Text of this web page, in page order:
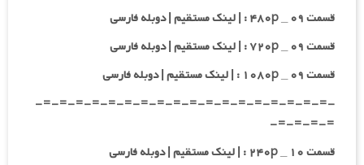
قسمت ۰۹ _ ۴۸۰p : | لینک مستقیم | دوبله فارسی
قسمت ۰۹ _ ۷۲۰p : | لینک مستقیم | دوبله فارسی
قسمت ۰۹ _ ۱۰۸۰p : | لینک مستقیم | دوبله فارسی
-=-=-=-=-=-=-=-=-=-=-=-=-=-=-=-=-=-=-
=-=-=-=-
قسمت ۱۰ _ ۲۴۰p : | لینک مستقیم | دوبله فارسی